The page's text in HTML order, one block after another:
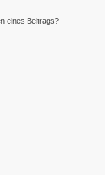
eines Beitrags?